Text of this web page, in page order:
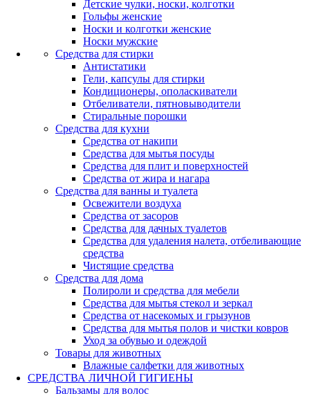
Детские чулки, носки, колготки
Гольфы женские
Носки и колготки женские
Носки мужские
Средства для стирки
Антистатики
Гели, капсулы для стирки
Кондиционеры, ополаскиватели
Отбеливатели, пятновыводители
Стиральные порошки
Средства для кухни
Средства от накипи
Средства для мытья посуды
Средства для плит и поверхностей
Средства от жира и нагара
Средства для ванны и туалета
Освежители воздуха
Средства от засоров
Средства для дачных туалетов
Средства для удаления налета, отбеливающие
средства
Чистящие средства
Средства для дома
Полироли и средства для мебели
Средства для мытья стекол и зеркал
Средства от насекомых и грызунов
Средства для мытья полов и чистки ковров
Уход за обувью и одеждой
Товары для животных
Влажные салфетки для животных
СРЕДСТВА ЛИЧНОЙ ГИГИЕНЫ
Бальзамы для волос